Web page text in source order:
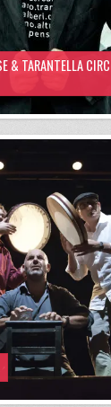
& TARANTELLA